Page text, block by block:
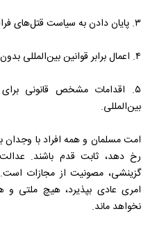
۳. پایان دادن به سیاست قتل‌های فراقضایی و ترورهای سیاسی.
۴. اعمال برابر قوانین بین‌المللی بدون استانداردهای دوگانه.
۵. اقدامات مشخص قانونی
بین‌المللی.
امت مسلمان و همه افراد با وجدان
رخ دهد، ثابت قدم باشند.
گزینشی، مصونیت از مجازات
امری عادی بپذیرد، هیچ ملتی و
نخواهد ماند.